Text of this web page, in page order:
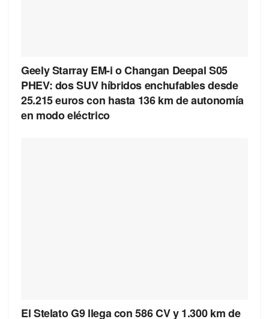
Geely Starray EM-i o Changan Deepal S05
PHEV: dos SUV híbridos enchufables desde
25.215 euros con hasta 136 km de autonomía
en modo eléctrico
El Stelato G9 llega con 586 CV y 1.300 km de